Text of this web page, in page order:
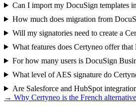
Can I import my DocuSign templates
How much does migration from
Will my signatories need to create a
What features does Certyneo offer
For how many users is DocuSign
What level of AES signature do
Are Salesforce and HubSpot
→ Why Certyneo is the French